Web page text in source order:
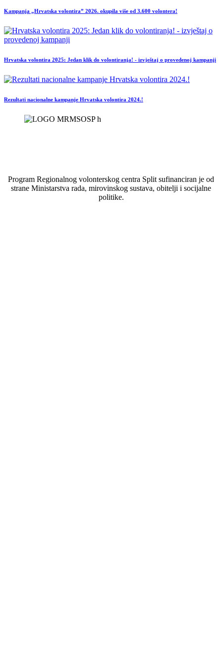
Kampanja „Hrvatska volontira” 2026. okupila više od 3.600 volontera!
Hrvatska volontira 2025: Jedan klik do volontiranja! - izvještaj o provedenoj kampanji
Rezultati nacionalne kampanje Hrvatska volontira 2024.!
Program Regionalnog volonterskog centra Split sufinanciran je od
strane Ministarstva rada, mirovinskog sustava, obitelji i socijalne
politike.